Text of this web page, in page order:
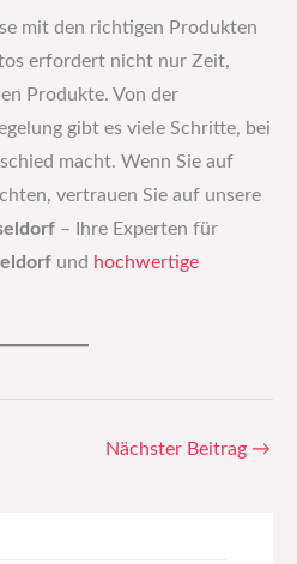
mit den richtigen Produkten
erfordert nicht nur Zeit,
Produkte. Von der
gibt es viele Schritte, bei
macht. Wenn Sie auf
vertrauen Sie auf unsere
– Ihre Experten für
und hochwertige
Nächster Beitrag →